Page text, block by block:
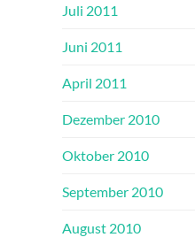
Juli 2011
Juni 2011
April 2011
Dezember 2010
Oktober 2010
September 2010
August 2010